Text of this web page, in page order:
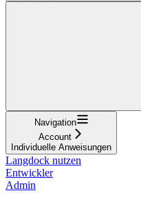
Navigation
Account
Individuelle Anweisungen
Langdock nutzen
Entwickler
Admin